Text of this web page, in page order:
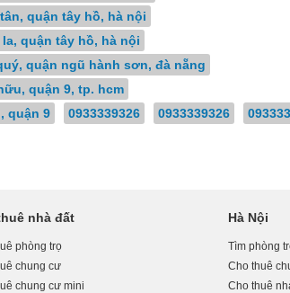
quận tây hồ, hà nội
quận tây hồ, hà nội
quận ngũ hành sơn, đà nẵng
quận 9, tp. hcm
quận 9
0933339326 0933339326
nhà đất
phòng trọ
chung cư
chung cư mini
Hà Nội
Tìm phòng
Cho thuê
Cho thuê